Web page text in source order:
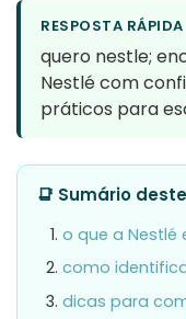
RESPOSTA RÁPIDA
quero nestle;
Nestlé com
práticos para
📑 Sumário
o que a Nestlé
como
dicas para